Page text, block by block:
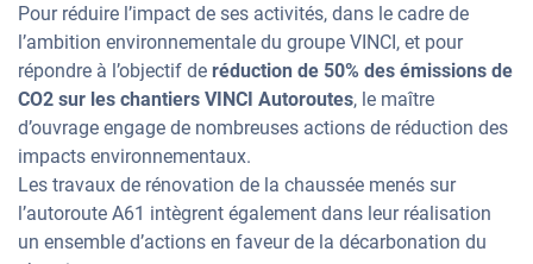
Pour réduire l’impact de ses activités, dans le cadre de
l’ambition environnementale du groupe VINCI, et pour
répondre à l’objectif de réduction de 50% des émissions de
CO2 sur les chantiers VINCI Autoroutes, le maître
d’ouvrage engage de nombreuses actions de réduction des
impacts environnementaux.
Les travaux de rénovation de la chaussée menés sur
l’autoroute A61 intègrent également dans leur réalisation
un ensemble d’actions en faveur de la décarbonation du